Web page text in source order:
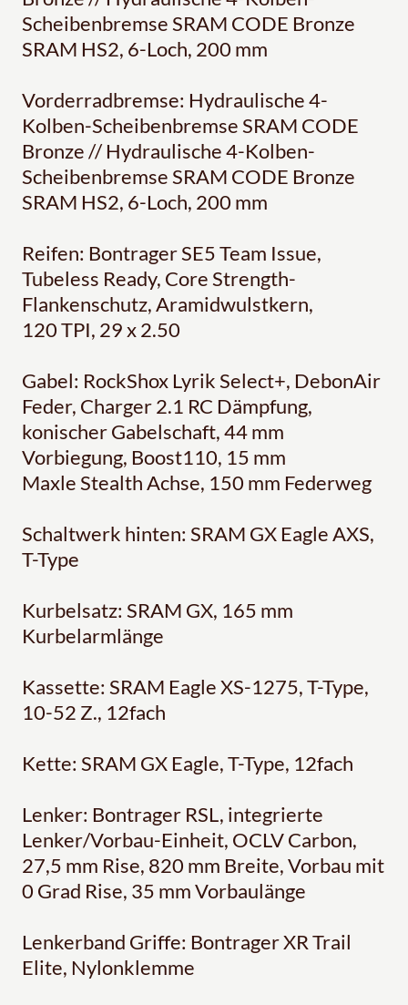
Scheibenbremse SRAM CODE Bronze
SRAM HS2, 6-Loch, 200 mm
Vorderradbremse: Hydraulische 4-
Kolben-Scheibenbremse SRAM CODE
Bronze // Hydraulische 4-Kolben-
Scheibenbremse SRAM CODE Bronze
SRAM HS2, 6-Loch, 200 mm
Reifen: Bontrager SE5 Team Issue,
Tubeless Ready, Core Strength-
Flankenschutz, Aramidwulstkern,
120 TPI, 29 x 2.50
Gabel: RockShox Lyrik Select+, DebonAir
Feder, Charger 2.1 RC Dämpfung,
konischer Gabelschaft, 44 mm
Vorbiegung, Boost110, 15 mm
Maxle Stealth Achse, 150 mm Federweg
Schaltwerk hinten: SRAM GX Eagle AXS,
T-Type
Kurbelsatz: SRAM GX, 165 mm
Kurbelarmlänge
Kassette: SRAM Eagle XS-1275, T-Type,
10-52 Z., 12fach
Kette: SRAM GX Eagle, T-Type, 12fach
Lenker: Bontrager RSL, integrierte
Lenker/Vorbau-Einheit, OCLV Carbon,
27,5 mm Rise, 820 mm Breite, Vorbau mit
0 Grad Rise, 35 mm Vorbaulänge
Lenkerband Griffe: Bontrager XR Trail
Elite, Nylonklemme